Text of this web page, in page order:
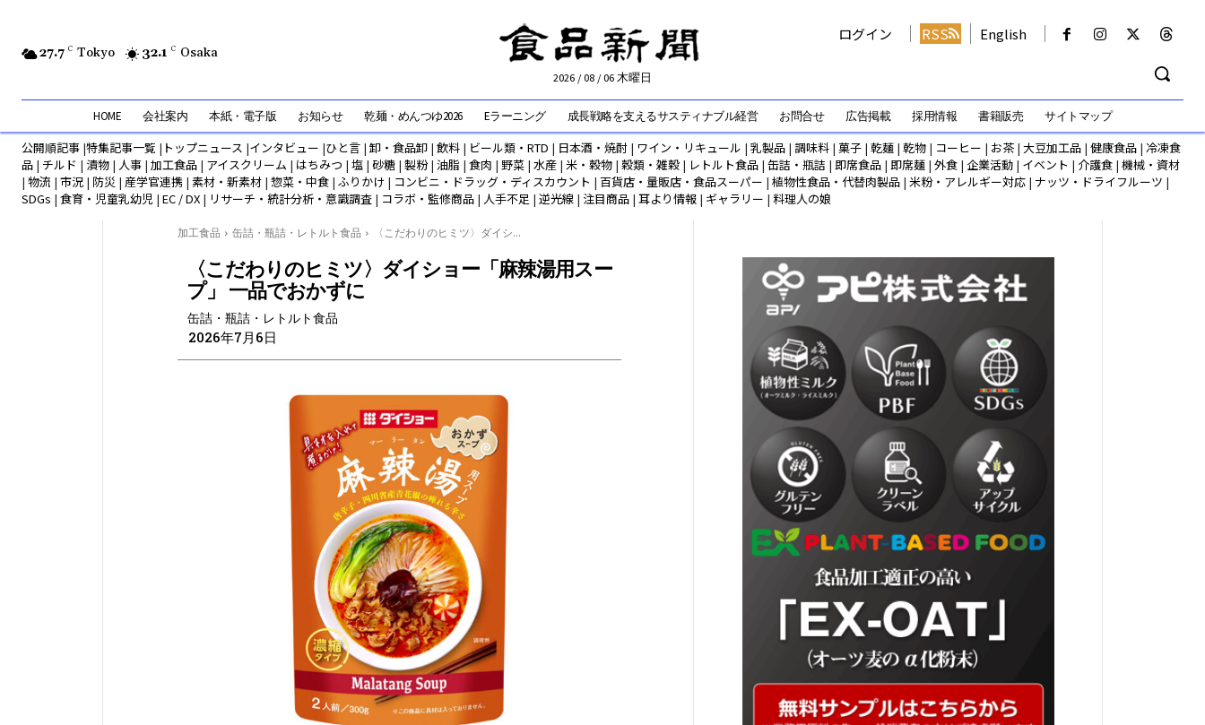
27.7 C Tokyo 32.1 C Osaka
2026 / 08 / 06 木曜日
ログイン RSS English
HOME 会社案内 本紙・電子版 お知らせ 乾麺・めんつゆ2026 Eラーニング 成長戦略を支えるサスティナブル経営 お問合せ 広告掲載 採用情報 書籍販売 サイトマップ
公開順記事 |特集記事一覧 | トップニュース |インタビュー |ひと言 |卸・食品卸 | 飲料 | ビール類・RTD | 日本酒・焼酎 | ワイン・リキュール | 乳製品 | 調味料 | 菓子 | 乾麺 | 乾物 | コーヒー | お茶 | 大豆加工品 | 健康食品 | 冷凍食
品 | チルド | 漬物 | 人事 | 加工食品 | アイスクリーム | はちみつ | 塩 | 砂糖 | 製粉| 油脂 | 食肉 | 野菜 | 水産 | 米・穀物 | 穀類・雑穀 | レトルト食品 | 缶詰・瓶詰 | 即席食品 | 即席麺 | 外食 | 企業活動 | イベント | 介護食 | 機械・資材
| 物流 | 市況 | 防災 | 産学官連携 | 素材・新素材 | 惣菜・中食 | ふりかけ | コンビニ・ドラッグ・ディスカウント | 百貨店・量販店・食品スーパー | 植物性食品・代替肉製品 | 米粉・アレルギー対応 | ナッツ・ドライフルーツ |
SDGs | 食育・児童乳幼児 | EC / DX | リサーチ・統計分析・意識調査 | コラボ・監修商品 | 人手不足 | 逆光線 | 注目商品 | 耳より情報 | ギャラリー | 料理人の娘
加工食品 缶詰・瓶詰・レトルト食品 〈こだわりのヒミツ〉ダイシ...
〈こだわりのヒミツ〉ダイショー「麻辣湯用スー
プ」 一品でおかずに
缶詰・瓶詰・レトルト食品
2026年7月6日